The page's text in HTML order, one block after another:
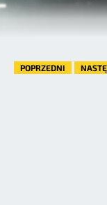
POPRZEDNI